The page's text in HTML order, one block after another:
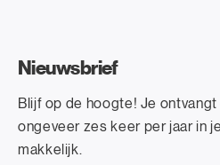
Nieuwsbrief
Blijf op de hoogte! Je
ongeveer zes keer per jaar in
makkelijk.